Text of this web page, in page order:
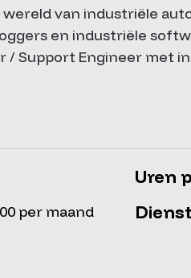
van industriële
en industriële
/ Support Engineer met
Uren
per maand